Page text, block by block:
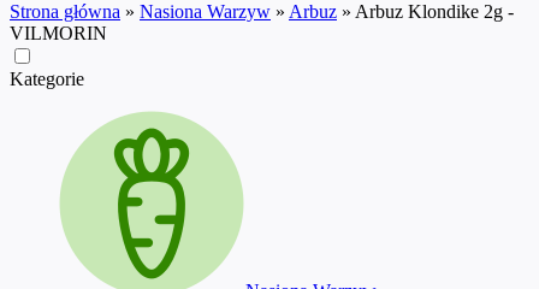
Strona główna » Nasiona Warzyw » Arbuz » Arbuz Klondike 2g -
VILMORIN
Kategorie